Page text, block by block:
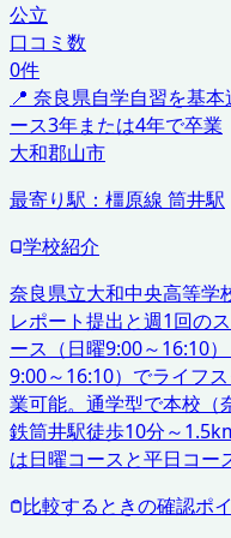
公立
口コミ数
0件
📍 奈良県自学自習を基本
ース3年または4年で卒業
大和郡山市
最寄り駅： 橿原線 筒井駅
学校紹介
奈良県立大和中央高等学
レポート提出と週1回の
ース（日曜9:00～16:10
9:00～16:10）でライフ
業可能。通学型で本校（
鉄筒井駅徒歩10分～
は日曜コースと平日コー
比較するときの確認ポ